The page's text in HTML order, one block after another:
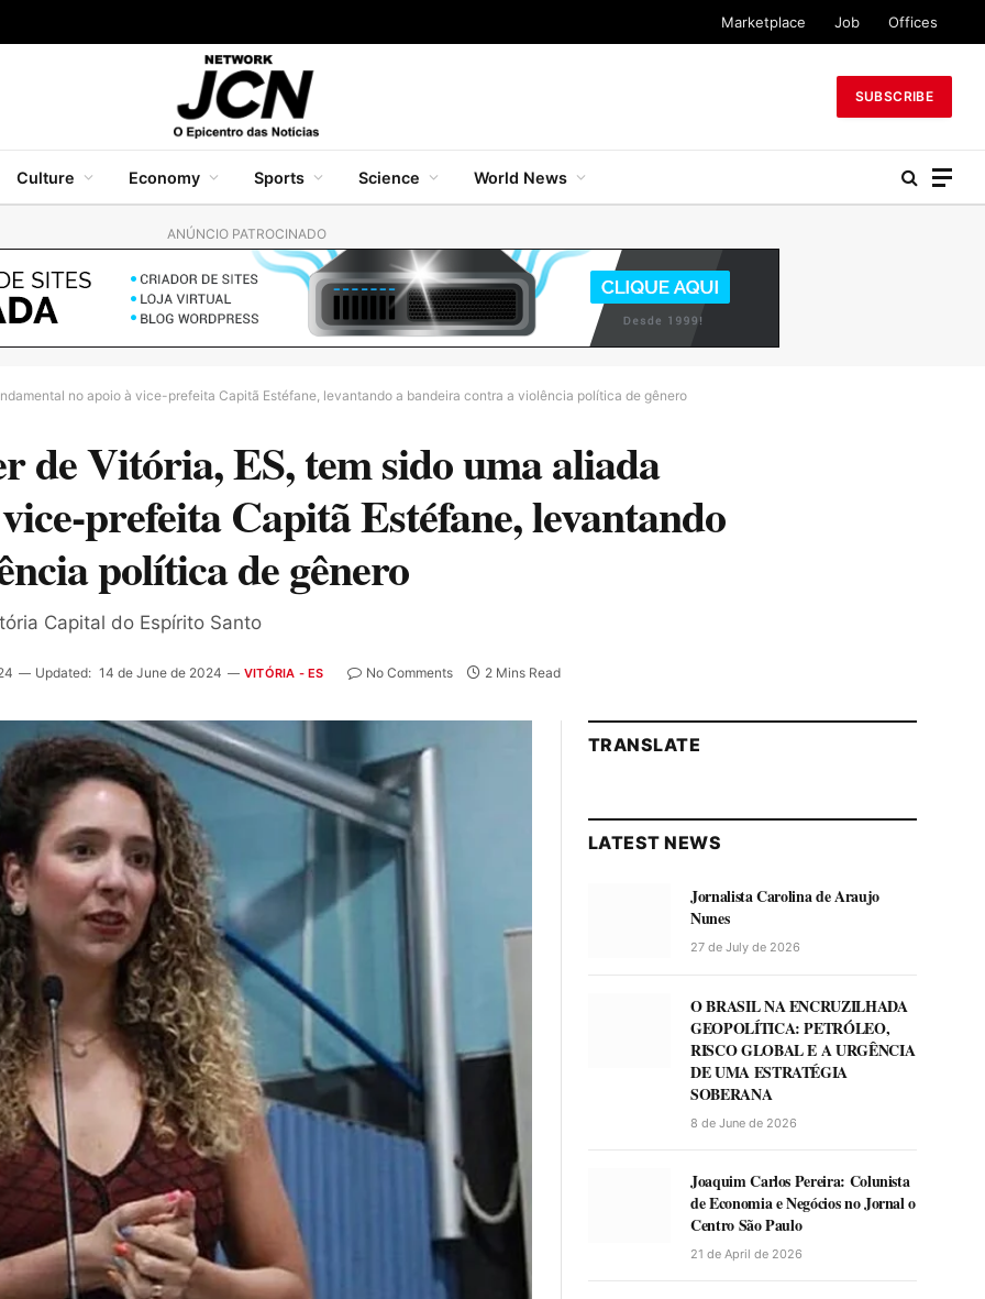
Marketplace Job Offices
SUBSCRIBE
Culture Economy Sports Science World News
ANÚNCIO PATROCINADO
no apoio à vice-prefeita Capitã Estéfane, levantando a bandeira contra a violência política de gênero
de Vitória, ES, tem sido uma aliada
prefeita Capitã Estéfane, levantando
política de gênero
Capital do Espírito Santo
Updated: 14 de June de 2024 VITÓRIA - ES No Comments 2 Mins Read
TRANSLATE
LATEST NEWS
Jornalista Carolina de Araujo
Nunes
27 de July de 2026
O BRASIL NA ENCRUZILHADA
GEOPOLÍTICA: PETRÓLEO,
RISCO GLOBAL E A URGÊNCIA
DE UMA ESTRATÉGIA
SOBERANA
8 de June de 2026
Joaquim Carlos Pereira: Colunista
de Economia e Negócios no Jornal o
Centro São Paulo
21 de April de 2026